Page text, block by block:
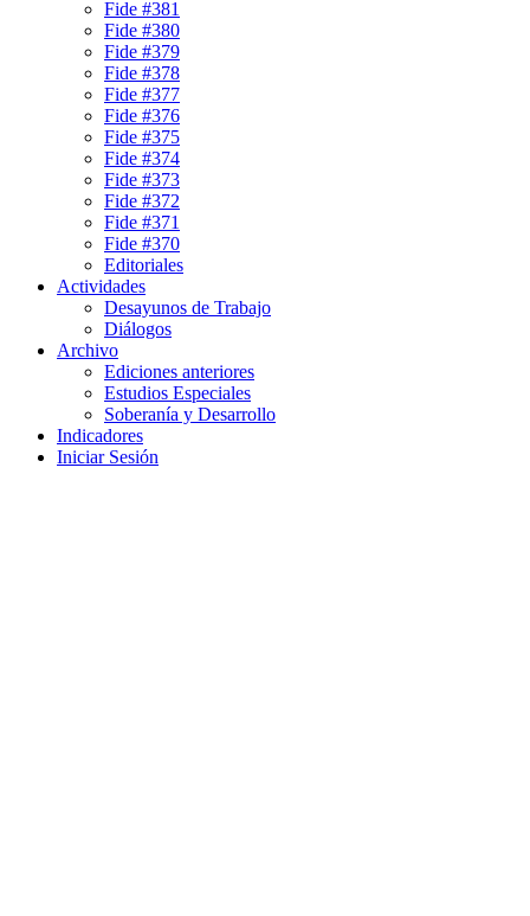
Fide #381
Fide #380
Fide #379
Fide #378
Fide #377
Fide #376
Fide #375
Fide #374
Fide #373
Fide #372
Fide #371
Fide #370
Editoriales
Actividades
Desayunos de Trabajo
Diálogos
Archivo
Ediciones anteriores
Estudios Especiales
Soberanía y Desarrollo
Indicadores
Iniciar Sesión